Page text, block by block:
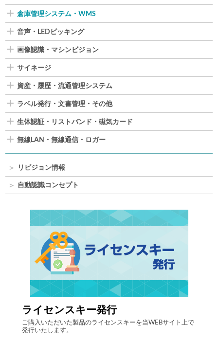
倉庫管理システム・WMS
音声・LEDピッキング
画像認識・マシンビジョン
サイネージ
資産・履歴・流通管理システム
ラベル発行・文書管理・その他
生体認証・リストバンド・磁気カード
無線LAN・無線通信・ロガー
リビジョン情報
自動認識コンセプト
ライセンスキー発行
ご購入いただいた製品のライセンスキーを当WEBサイト上で
発行いたします。